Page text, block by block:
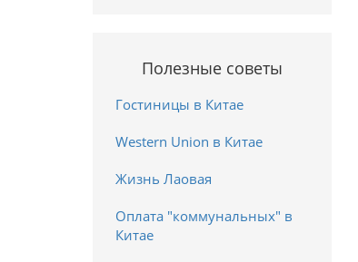
Полезные советы
Гостиницы в Китае
Western Union в Китае
Жизнь Лаовая
Оплата "коммунальных" в
Китае